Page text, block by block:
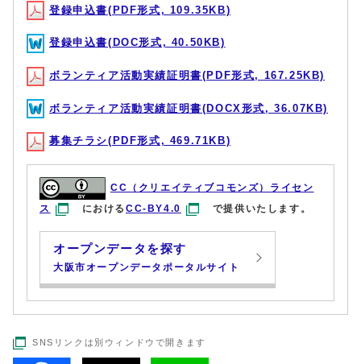
登録申込書(PDF形式, 109.35KB)
登録申込書(DOC形式, 40.50KB)
ボランティア活動実績証明書(PDF形式, 167.25KB)
ボランティア活動実績証明書(DOCX形式, 36.07KB)
募集チラシ(PDF形式, 469.71KB)
CC（クリエイティブコモンズ）ライセン
ス
におけるCC-BY4.0 で提供いたします。
オープンデータを探す
大阪市オープンデータポータルサイト
SNSリンクは別ウィンドウで開きます